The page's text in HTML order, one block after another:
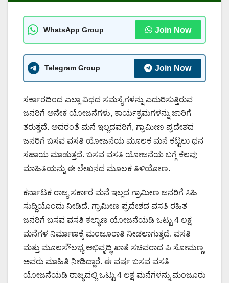
WhatsApp Group Join Now
Telegram Group Join Now
ಸರ್ಕಾರದಿಂದ ಎಲ್ಲಾ ವಿಧದ ಸಮಸ್ಯೆಗಳನ್ನು ಎದುರಿಸುತ್ತಿರುವ
ಜನರಿಗೆ ಅನೇಕ ಯೋಜನೆಗಳು, ಕಾರ್ಯಕ್ರಮಗಳನ್ನು ಜಾರಿಗೆ
ತರುತ್ತದೆ. ಅದರಂತೆ ಮನೆ ಇಲ್ಲದವರಿಗೆ, ಗ್ರಾಮೀಣ ಪ್ರದೇಶದ
ಜನರಿಗೆ ಬಸವ ವಸತಿ ಯೋಜನೆಯ ಮೂಲಕ ಮನೆ ಕಟ್ಟಲು ಧನ
ಸಹಾಯ ಮಾಡುತ್ತದೆ. ಬಸವ ವಸತಿ ಯೋಜನೆಯ ಬಗ್ಗೆ ಕೆಲವು
ಮಾಹಿತಿಯನ್ನು ಈ ಲೇಖನದ ಮೂಲಕ ತಿಳಿಯೋಣ.
ಕರ್ನಾಟಕ ರಾಜ್ಯ ಸರ್ಕಾರ ಮನೆ ಇಲ್ಲದ ಗ್ರಾಮೀಣ ಜನರಿಗೆ ಸಿಹಿ
ಸುದ್ದಿಯೊಂದು ನೀಡಿದೆ. ಗ್ರಾಮೀಣ ಪ್ರದೇಶದ ವಸತಿ ರಹಿತ
ಜನರಿಗೆ ಬಸವ ವಸತಿ ಕಲ್ಯಾಣ ಯೋಜನೆಯಡಿ ಒಟ್ಟು 4 ಲಕ್ಷ
ಮನೆಗಳ ನಿರ್ಮಾಣಕ್ಕೆ ಮಂಜೂರಾತಿ ನೀಡಲಾಗುತ್ತದೆ. ವಸತಿ
ಮತ್ತು ಮೂಲಸೌಲಭ್ಯ ಅಭಿವೃದ್ಧಿ ಖಾತೆ ಸಚಿವರಾದ ಪಿ ಸೋಮಣ್ಣ
ಅವರು ಮಾಹಿತಿ ನೀಡಿದ್ದಾರೆ. ಈ ವರ್ಷ ಬಸವ ವಸತಿ
ಯೋಜನೆಯಡಿ ರಾಜ್ಯದಲ್ಲಿ ಒಟ್ಟು 4 ಲಕ್ಷ ಮನೆಗಳನ್ನು ಮಂಜೂರು